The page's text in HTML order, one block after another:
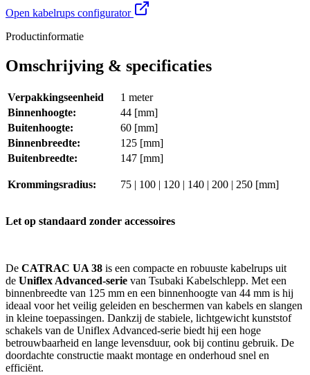
Open kabelrups configurator
Productinformatie
Omschrijving & specificaties
Verpakkingseenheid
1 meter
Binnenhoogte:
44 [mm]
Buitenhoogte:
60 [mm]
Binnenbreedte:
125 [mm]
Buitenbreedte:
147 [mm]
Krommingsradius: 75 | 100 | 120 | 140 | 200 | 250 [mm]
Let op standaard zonder accessoires
De CATRAC UA 38 is een compacte en robuuste kabelrups uit
de Uniflex Advanced-serie van Tsubaki Kabelschlepp. Met een
binnenbreedte van 125 mm en een binnenhoogte van 44 mm is hij
ideaal voor het veilig geleiden en beschermen van kabels en slangen
in kleine toepassingen. Dankzij de stabiele, lichtgewicht kunststof
schakels van de Uniflex Advanced-serie biedt hij een hoge
betrouwbaarheid en lange levensduur, ook bij continu gebruik. De
doordachte constructie maakt montage en onderhoud snel en
efficiënt.